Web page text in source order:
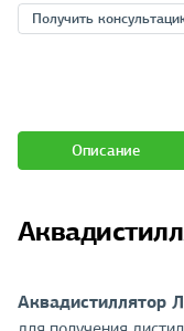
Получить
Описание
Аквадистиллятор